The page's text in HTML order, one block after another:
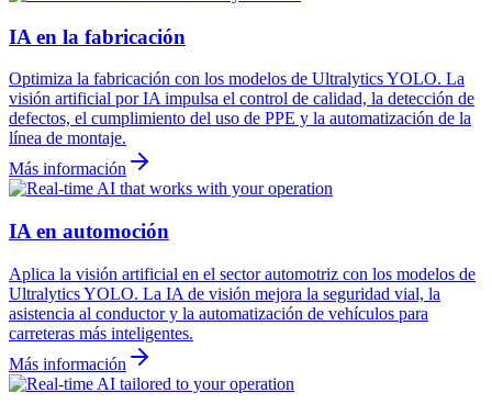
IA en la fabricación
Optimiza la fabricación con los modelos de Ultralytics YOLO. La
visión artificial por IA impulsa el control de calidad, la detección de
defectos, el cumplimiento del uso de PPE y la automatización de la
línea de montaje.
Más información
IA en automoción
Aplica la visión artificial en el sector automotriz con los modelos de
Ultralytics YOLO. La IA de visión mejora la seguridad vial, la
asistencia al conductor y la automatización de vehículos para
carreteras más inteligentes.
Más información